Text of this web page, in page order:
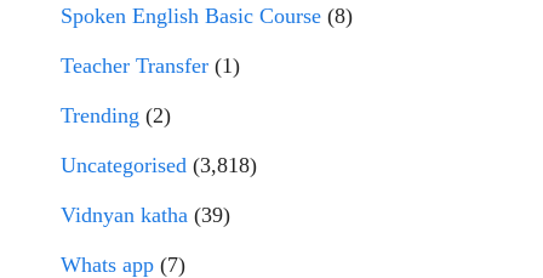
Spoken English Basic Course (8)
Teacher Transfer (1)
Trending (2)
Uncategorised (3,818)
Vidnyan katha (39)
Whats app (7)